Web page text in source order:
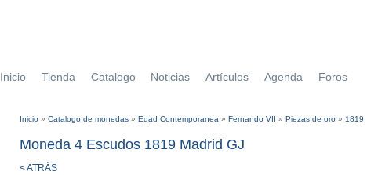
Inicio Tienda Catalogo Noticias Artículos Agenda Foros
Inicio » Catalogo de monedas » Edad Contemporanea » Fernando VII » Piezas de oro » 1819
Moneda 4 Escudos 1819 Madrid GJ
< ATRÁS